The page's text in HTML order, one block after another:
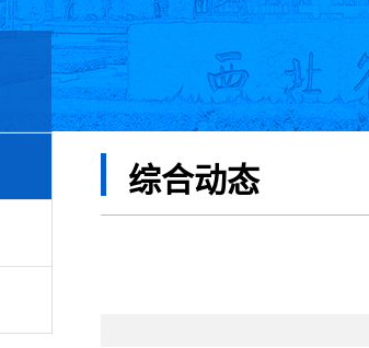
综合动态